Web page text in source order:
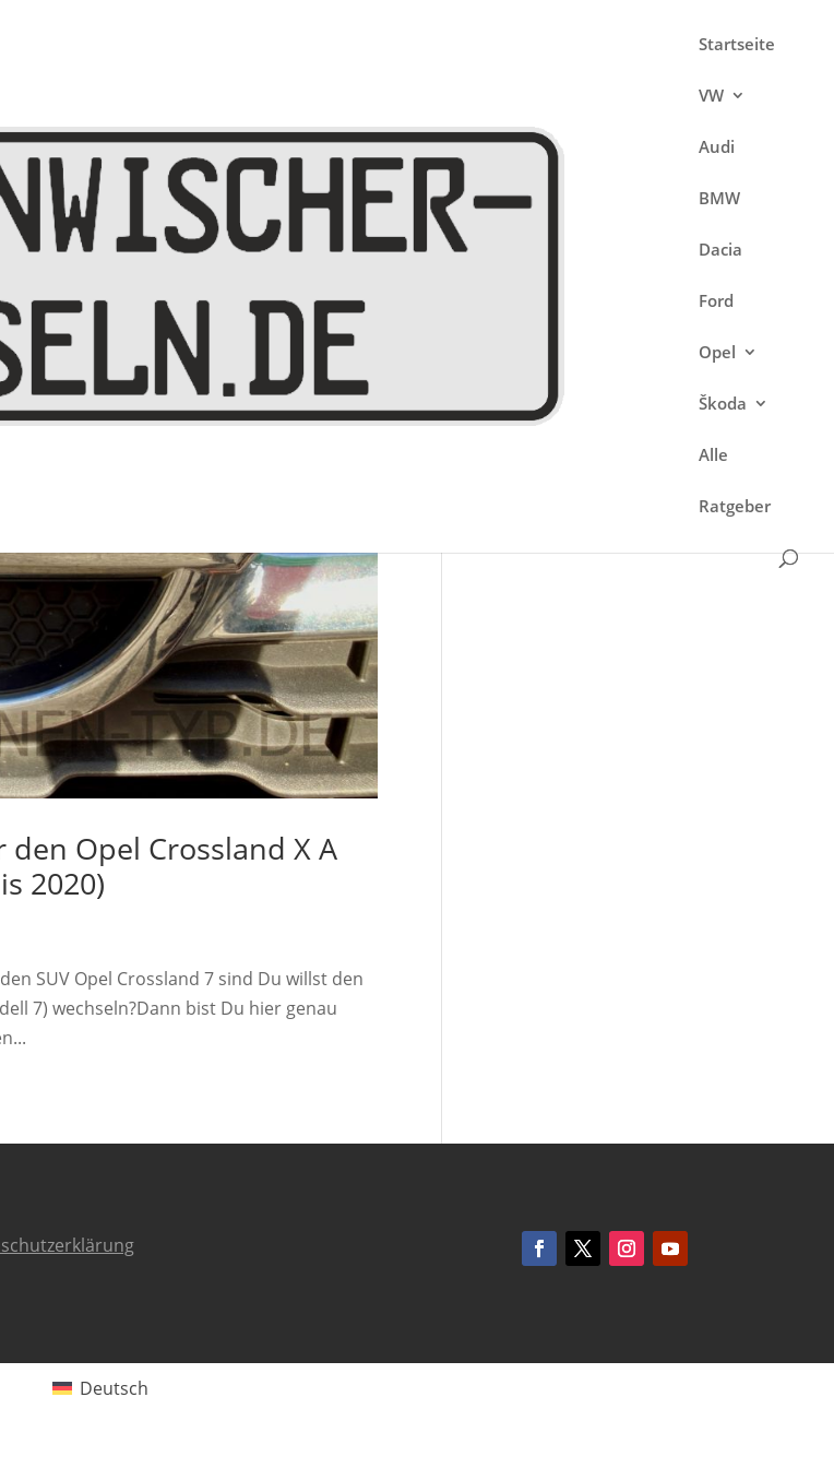
Startseite
VW
Audi
BMW
Dacia
Ford
Opel
Škoda
Alle
Ratgeber
Opel Crossland X A
2020)
SUV Opel Crossland 7 sind Du willst den
7) wechseln?Dann bist Du hier genau
Deutsch